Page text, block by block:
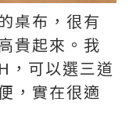
桌布，很有
貴起來。我
，可以選三道
，實在很適